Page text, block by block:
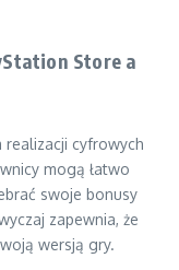
Store a
cyfrowych
mogą łatwo
swoje bonusy
zapewnia, że
wersją gry.